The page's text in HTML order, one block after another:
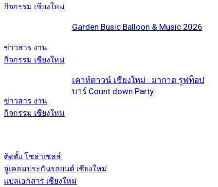
กิจกรรม เชียงใหม่
ข่าวสาร งาน
กิจกรรม เชียงใหม่
Garden Busic Balloon & Music 2026
ข่าวสาร งาน
กิจกรรม เชียงใหม่
เคาท์ดาวน์ เชียงใหม่ : มากาด รูฟท็อป
บาร์ Count down Party
ติดตั้ง โซล่าเซลล์
อู่เคลมประกันรถยนต์ เชียงใหม่
แปลเอกสาร เชียงใหม่